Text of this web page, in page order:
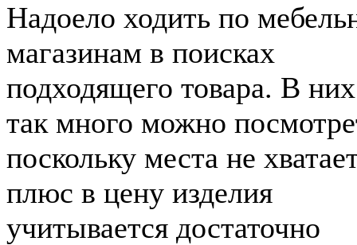
Надоело ходить по
магазинам в поисках
подходящего товара. В
так много можно
поскольку места не
плюс в цену изделия
учитывается достаточно